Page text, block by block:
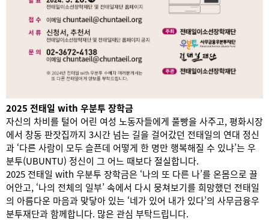
2025 전태일 with 우분투 장학금
자신의 차비를 털어 어린 여성 노동자들에게 풀빵을 사주고, 평화시장
에서 창동 판잣집까지 3시간 넘는 길을 걸어갔던 전태일의 연대 정신
과 ‘다른 사람이 모두 슬픈데 어떻게 한 명만 행복해질 수 있냐’는 우
분투(UBUNTU) 정신이 그 어느 때보다 절실합니다.
2025 전태일 with 우분투 장학금은 ‘나의 또 다른 나’를 온몸으로 끌
어안고, ‘나의 전체의 일부’ 속에서 다시 뭉쳐보기를 희망했던 전태일
의 아름다운 마음과 맞닿아 있는 ‘네가 있어 내가 있다’의 사무금융우
분투재단과 함께합니다. 많은 관심 부탁드립니다.